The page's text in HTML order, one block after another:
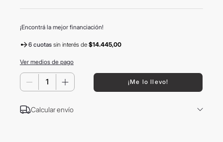
¡Encontrá la mejor financiación!
6 cuotas sin interésde $14.445,00
Ver medios de pago
＋
－ ¡Me lo llevo!
Calcular envío